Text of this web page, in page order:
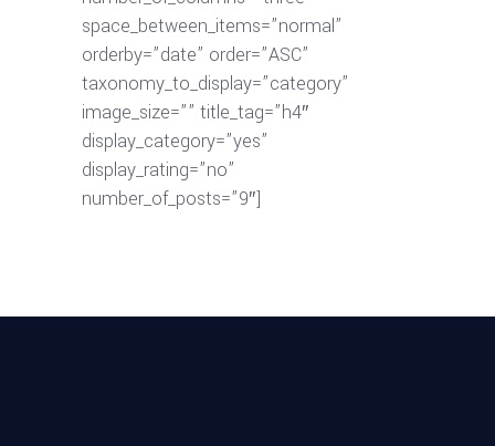
space_between_items=”normal”
orderby=”date” order=”ASC”
taxonomy_to_display=”category”
image_size=”” title_tag=”h4″
display_category=”yes”
display_rating=”no”
number_of_posts=”9″]